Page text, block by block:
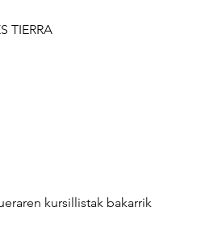
TIERRA
kursillistak bakarrik